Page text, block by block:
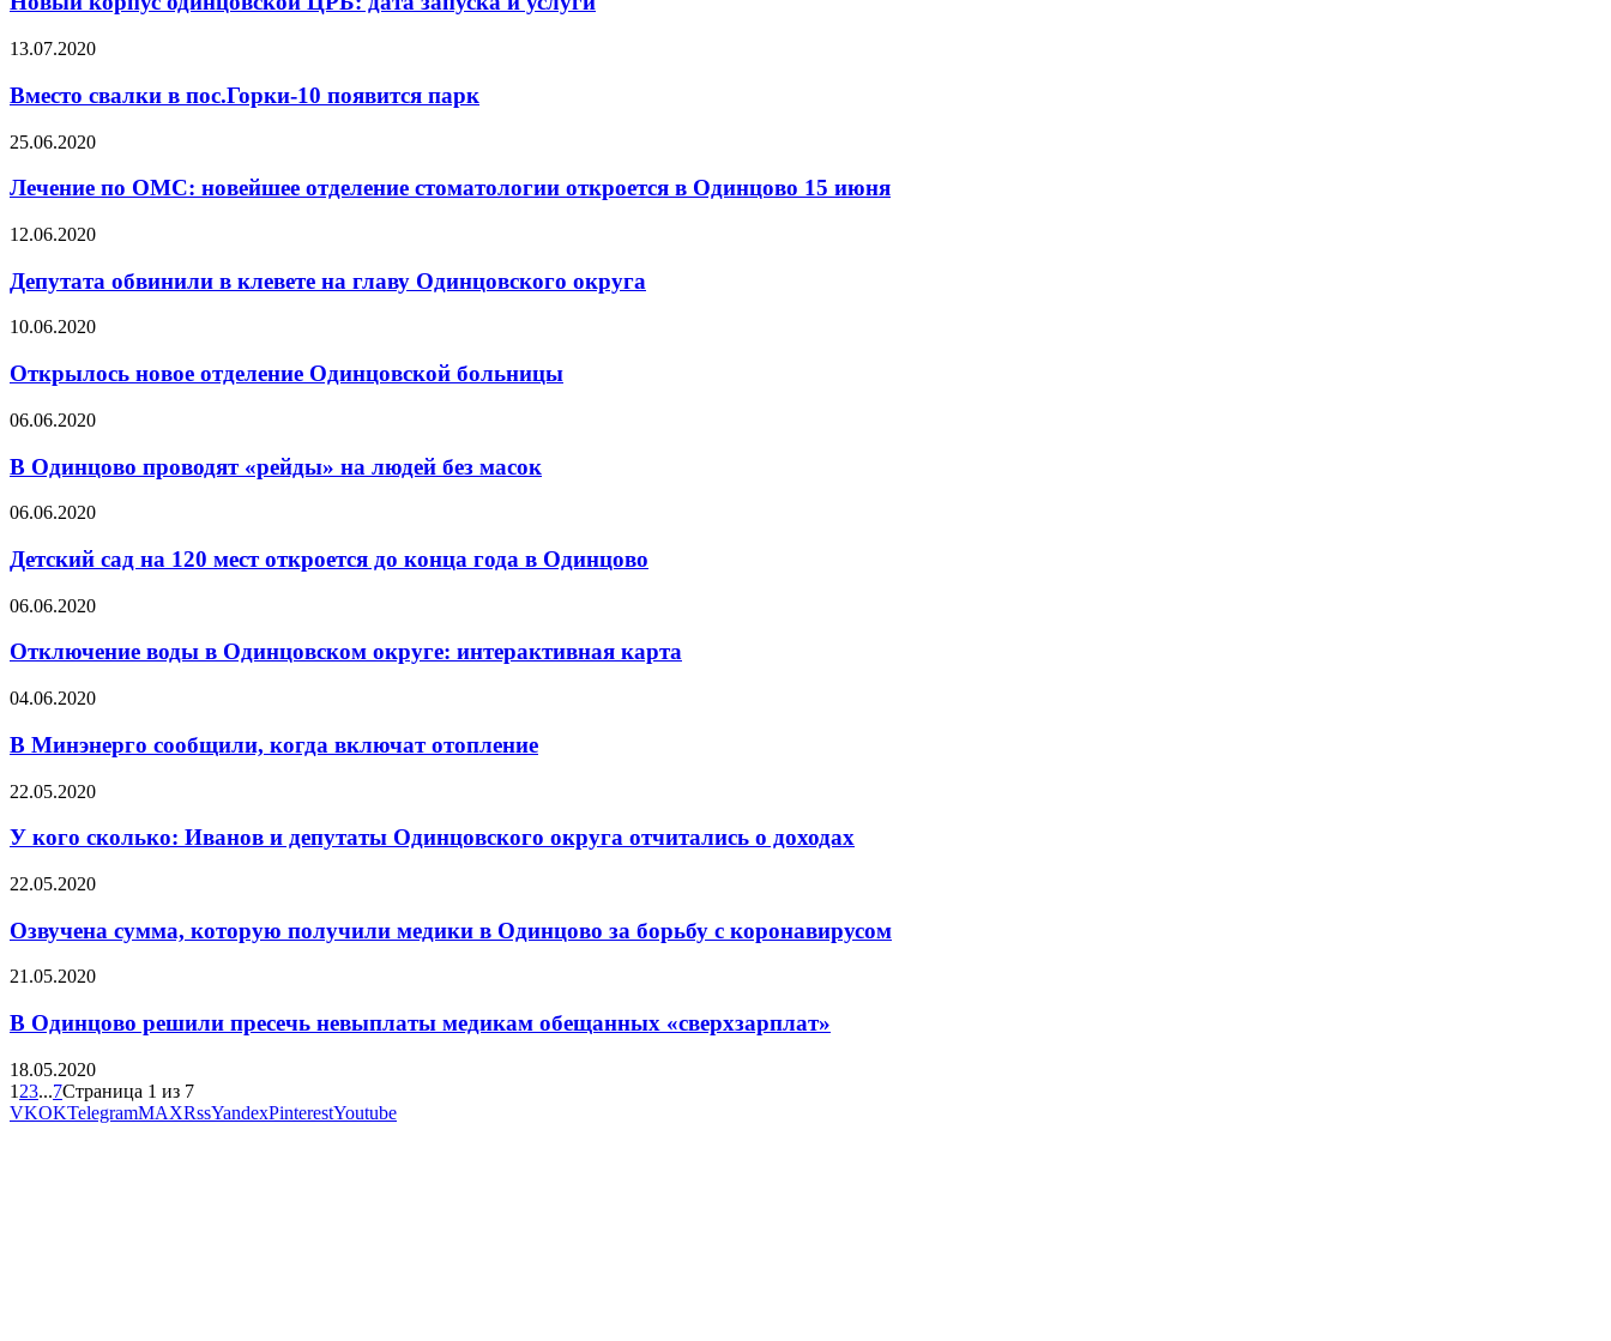
13.07.2020
Вместо свалки в пос.Горки-10 появится парк
25.06.2020
Лечение по ОМС: новейшее отделение стоматологии откроется в Одинцово 15 июня
12.06.2020
Депутата обвинили в клевете на главу Одинцовского округа
10.06.2020
Открылось новое отделение Одинцовской больницы
06.06.2020
В Одинцово проводят «рейды» на людей без масок
06.06.2020
Детский сад на 120 мест откроется до конца года в Одинцово
06.06.2020
Отключение воды в Одинцовском округе: интерактивная карта
04.06.2020
В Минэнерго сообщили, когда включат отопление
22.05.2020
У кого сколько: Иванов и депутаты Одинцовского округа отчитались о доходах
22.05.2020
Озвучена сумма, которую получили медики в Одинцово за борьбу с коронавирусом
21.05.2020
В Одинцово решили пресечь невыплаты медикам обещанных «сверхзарплат»
18.05.2020
1 23...7Страница 1 из 7
VKOKTelegramMAXRssYandexPinterestYoutube